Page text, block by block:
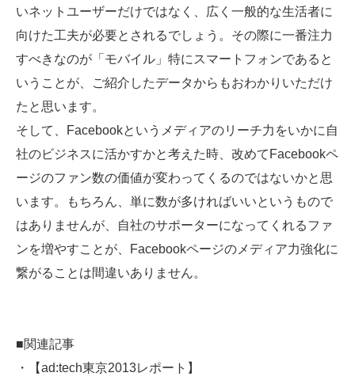
いネットユーザーだけではなく、広く一般的な生活者に
向けた工夫が必要とされるでしょう。その際に一番注力
すべきなのが「モバイル」特にスマートフォンであると
いうことが、ご紹介したデータからもおわかりいただけ
たと思います。
そして、Facebookというメディアのリーチ力をいかに自
社のビジネスに活かすかと考えた時、改めてFacebookペ
ージのファン数の価値が変わってくるのではないかと思
います。もちろん、単に数が多ければいいというもので
はありませんが、自社のサポーターになってくれるファ
ンを増やすことが、Facebookページのメディア力強化に
繋がることは間違いありません。
■関連記事
・【ad:tech東京2013レポート】